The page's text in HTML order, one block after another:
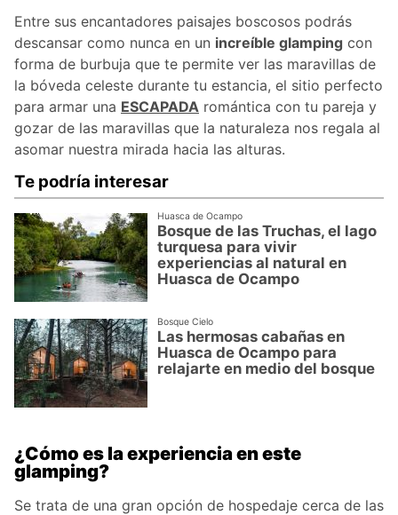
Entre sus encantadores paisajes boscosos podrás
descansar como nunca en un increíble glamping con
forma de burbuja que te permite ver las maravillas de
la bóveda celeste durante tu estancia, el sitio perfecto
para armar una ESCAPADA romántica con tu pareja y
gozar de las maravillas que la naturaleza nos regala al
asomar nuestra mirada hacia las alturas.
Te podría interesar
Huasca de Ocampo
Bosque de las Truchas, el lago
turquesa para vivir
experiencias al natural en
Huasca de Ocampo
Bosque Cielo
Las hermosas cabañas en
Huasca de Ocampo para
relajarte en medio del bosque
¿Cómo es la experiencia en este
glamping?
Se trata de una gran opción de hospedaje cerca de las